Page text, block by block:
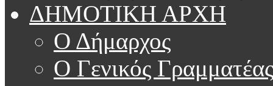
ΔΗΜΟΤΙΚΗ ΑΡΧΗ
Ο Δήμαρχος
Ο Γενικός Γραμματέας